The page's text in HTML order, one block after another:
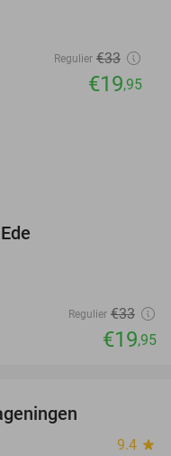
Regulier €33
€19,95
Regulier €33
€19,95
9.4 star